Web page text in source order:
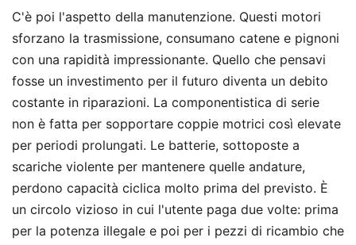
C'è poi l'aspetto della manutenzione. Questi motori
sforzano la trasmissione, consumano catene e pignoni
con una rapidità impressionante. Quello che pensavi
fosse un investimento per il futuro diventa un debito
costante in riparazioni. La componentistica di serie
non è fatta per sopportare coppie motrici così elevate
per periodi prolungati. Le batterie, sottoposte a
scariche violente per mantenere quelle andature,
perdono capacità ciclica molto prima del previsto. È
un circolo vizioso in cui l'utente paga due volte: prima
per la potenza illegale e poi per i pezzi di ricambio che